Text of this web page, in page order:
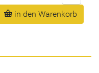
in den Warenkorb